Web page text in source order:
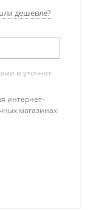
дешевле?
и уточнят
интернет-
магазинах